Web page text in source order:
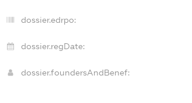
dossier.edrpo:
dossier.regDate:
dossier.foundersAndBenef: